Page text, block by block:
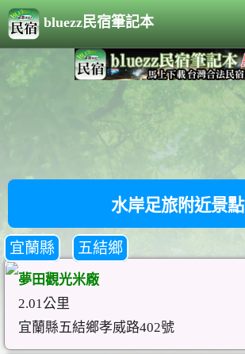
bluezz民宿筆記本
水岸足旅附近景點
宜蘭縣 五結鄉
夢田觀光米廠
2.01公里
宜蘭縣五結鄉孝威路402號